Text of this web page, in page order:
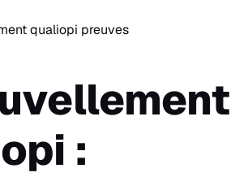
qualiopi preuves
: